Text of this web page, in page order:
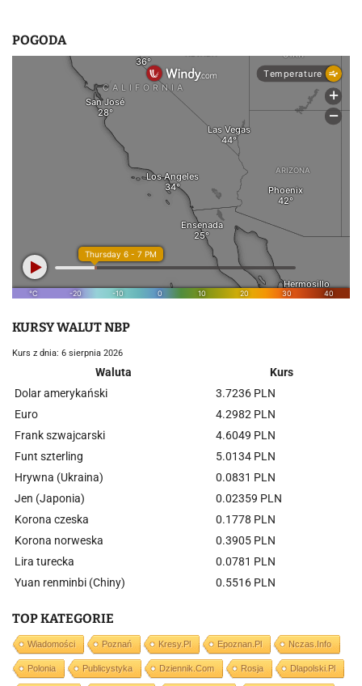
POGODA
KURSY WALUT NBP
Kurs z dnia: 6 sierpnia 2026
Waluta
Kurs
Dolar amerykański
3.7236 PLN
Euro
4.2982 PLN
Frank szwajcarski
4.6049 PLN
Funt szterling
5.0134 PLN
Hrywna (Ukraina)
0.0831 PLN
Jen (Japonia)
0.02359 PLN
Korona czeska
0.1778 PLN
Korona norweska
0.3905 PLN
Lira turecka
0.0781 PLN
Yuan renminbi (Chiny)
0.5516 PLN
TOP KATEGORIE
Wiadomości Poznań Kresy.pl Epoznan.pl Nczas.info
Polonia Publicystyka Dziennik.com Rosja Dlapolski.pl